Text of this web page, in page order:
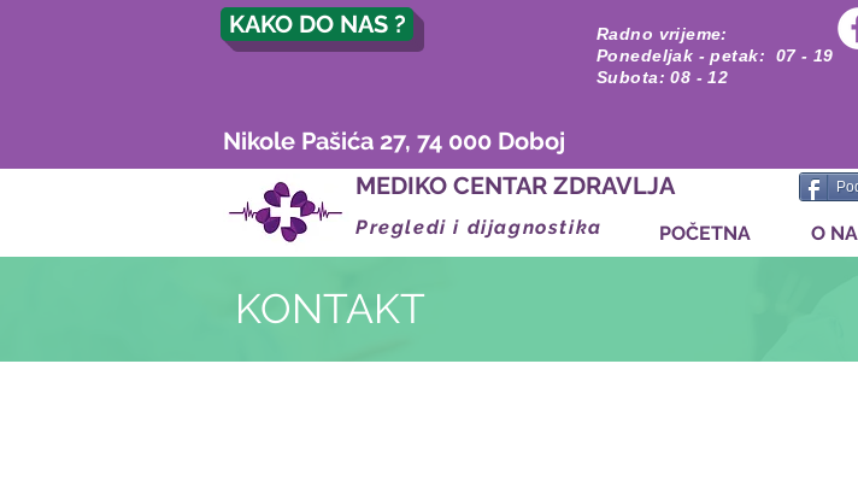
KAKO DO NAS ?
Radno vrijeme:
Ponedeljak - petak: 07 - 19
Subota: 08 - 12
Nikole Pašića 27, 74 000 Doboj
MEDIKO CENTAR ZDRAVLJA
Pregledi i dijagnostika POČETNA O
KONTAKT